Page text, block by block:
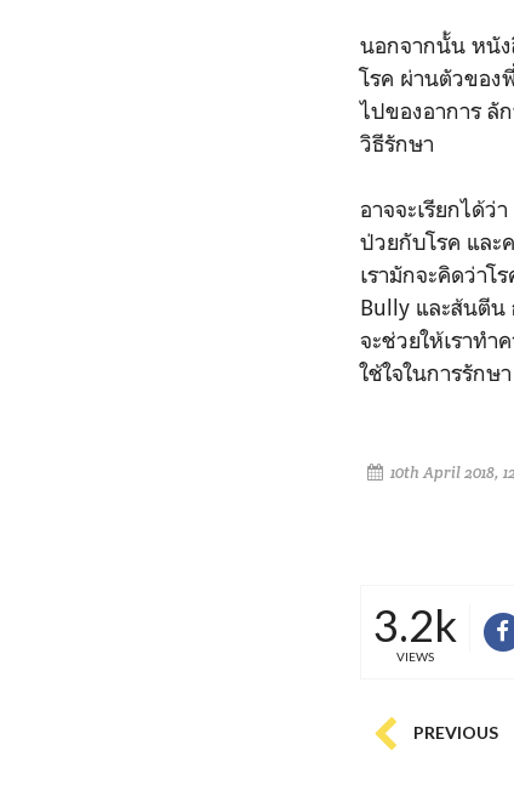
นอกจากนั้น หนัง
โรค ผ่านตัวของ
ไปของอาการ ลั
วิธีรักษา
อาจจะเรียกได้
ป่วยกับโรค และ
เรามักจะคิดว่า
Bully และส้นตีน
จะช่วยให้เราทำ
ใช้ใจในการรักษ
10th April 2018,
3.2k
VIEWS
PREVIOUS